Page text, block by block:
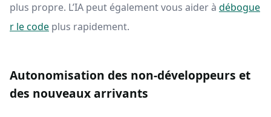
plus propre. L’IA peut également vous aider à débogue
r le code plus rapidement.
Autonomisation des non-développeurs et
des nouveaux arrivants